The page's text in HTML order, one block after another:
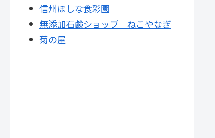
信州ほしな食彩園
無添加石鹸ショップ ねこやなぎ
菊の屋